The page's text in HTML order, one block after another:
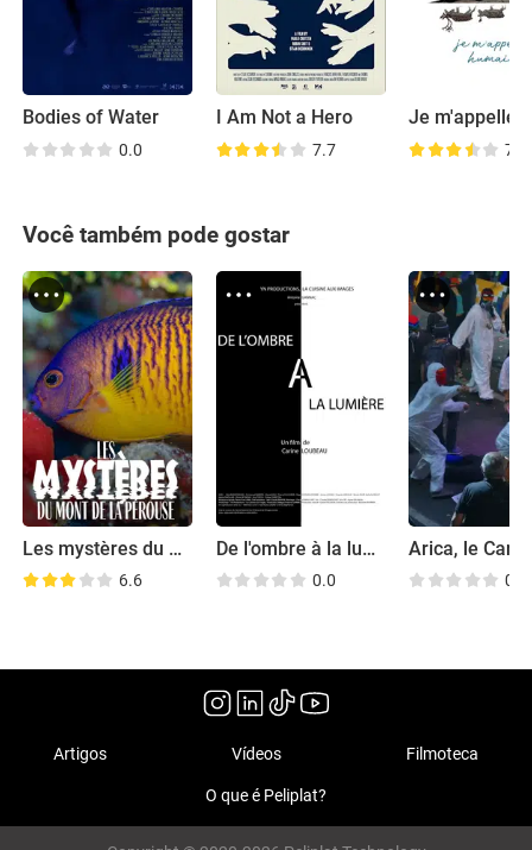
Bodies of Water
0.0
I Am Not a Hero
7.7 7.3
Você também pode gostar
Les mystères du mont La Pérouse
6.6
De l'ombre à la lumière
0.0 0.0
Artigos Vídeos Filmoteca
O que é Peliplat?